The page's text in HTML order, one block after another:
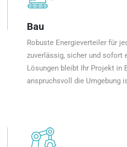
Bau
Robuste Energieverteiler für
zuverlässig, sicher und sofort
Lösungen bleibt Ihr Projekt in
anspruchsvoll die Umgebung